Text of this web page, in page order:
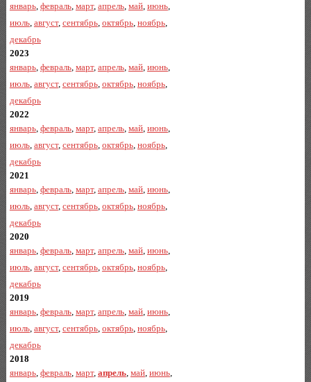
январь, февраль, март, апрель, май, июнь,
июль, август, сентябрь, октябрь, ноябрь,
декабрь
2023
январь, февраль, март, апрель, май, июнь,
июль, август, сентябрь, октябрь, ноябрь,
декабрь
2022
январь, февраль, март, апрель, май, июнь,
июль, август, сентябрь, октябрь, ноябрь,
декабрь
2021
январь, февраль, март, апрель, май, июнь,
июль, август, сентябрь, октябрь, ноябрь,
декабрь
2020
январь, февраль, март, апрель, май, июнь,
июль, август, сентябрь, октябрь, ноябрь,
декабрь
2019
январь, февраль, март, апрель, май, июнь,
июль, август, сентябрь, октябрь, ноябрь,
декабрь
2018
январь, февраль, март, апрель, май, июнь,